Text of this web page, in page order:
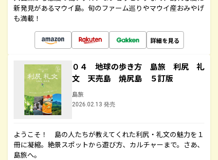
新発見があるマウイ島。旬のファーム巡りやマウイ産おみやげ
も満載！
詳細を見る
０４ 地球の歩き方 島旅 利尻 礼
文 天売島 焼尻島 ５訂版
島旅
2026.02.13 発売
ようこそ！ 島の人たちが教えてくれた利尻・礼文の魅力を１
冊に凝縮。絶景スポットから遊び方、カルチャーまで。さあ、
島旅へ。